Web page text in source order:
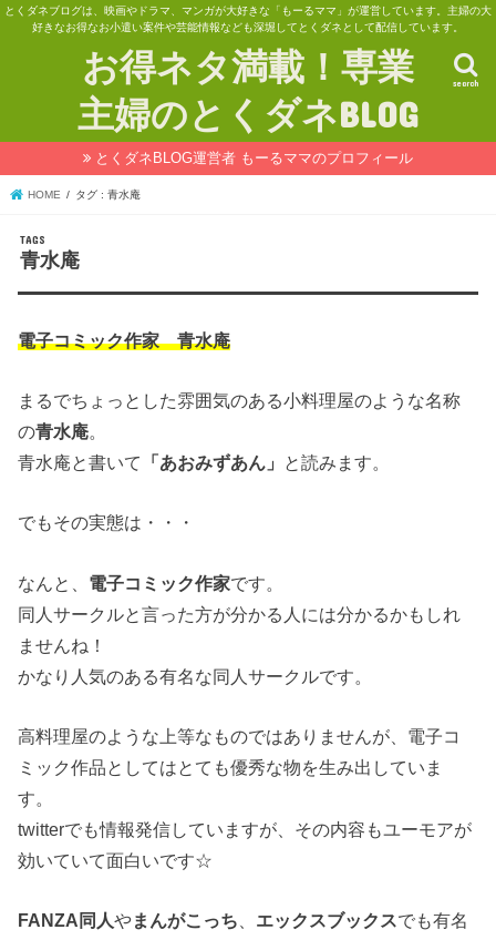
とくダネブログは、映画やドラマ、マンガが大好きな「もーるママ」が運営しています。主婦の大
好きなお得なお小遣い案件や芸能情報なども深堀してとくダネとして配信しています。
お得ネタ満載！専業
主婦のとくダネBLOG
search
とくダネBLOG運営者 もーるママのプロフィール
HOME タグ : 青水庵
青水庵
電子コミック作家 青水庵
まるでちょっとした雰囲気のある小料理屋のような名称
の青水庵。
青水庵と書いて
「あおみずあん」 と読みます。
でもその実態は・・・
なんと、 電子コミック作家です。
同人サークルと言った方が分かる人には分かるかもしれ
ませんね！
かなり人気のある有名な同人サークルです。
高料理屋のような上等なものではありませんが、電子コ
ミック作品としてはとても優秀な物を生み出していま
す。
twitterでも情報発信していますが、その内容もユーモアが
効いていて面白いです☆
FANZA同人やまんがこっち エックスブックスでも有名